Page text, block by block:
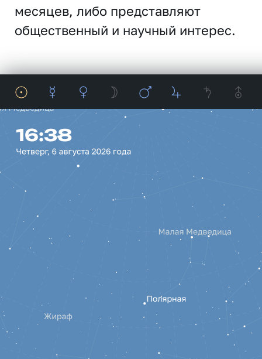
месяцев, либо представляют
общественный и научный интерес.